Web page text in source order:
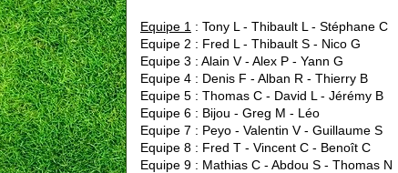
Equipe 1 : Tony L - Thibault L - Stéphane C
Equipe 2 : Fred L - Thibault S - Nico G
Equipe 3 : Alain V - Alex P - Yann G
Equipe 4 : Denis F - Alban R - Thierry B
Equipe 5 : Thomas C - David L - Jérémy B
Equipe 6 : Bijou - Greg M - Léo
Equipe 7 : Peyo - Valentin V - Guillaume S
Equipe 8 : Fred T - Vincent C - Benoît C
Equipe 9 : Mathias C - Abdou S - Thomas N